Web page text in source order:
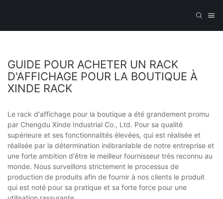
GUIDE POUR ACHETER UN RACK
D'AFFICHAGE POUR LA BOUTIQUE À
XINDE RACK
Le rack d'affichage pour la boutique a été grandement promu
par Chengdu Xinde Industrial Co., Ltd. Pour sa qualité
supérieure et ses fonctionnalités élevées, qui est réalisée et
réalisée par la détermination inébranlable de notre entreprise et
une forte ambition d'être le meilleur fournisseur très reconnu au
monde. Nous surveillons strictement le processus de
production de produits afin de fournir à nos clients le produit
qui est noté pour sa pratique et sa forte force pour une